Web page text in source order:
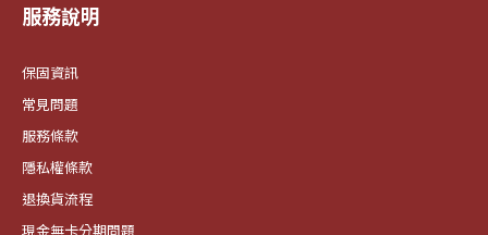
服務說明
保固資訊
常見問題
服務條款
隱私權條款
退換貨流程
現金無卡分期問題